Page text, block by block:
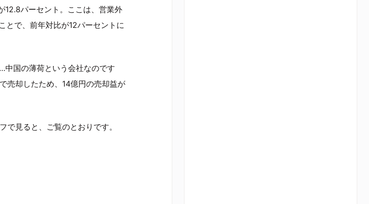
12.8パーセント。ここは、営業外
とで、前年対比が12パーセントに
国の薄荷という会社なのです
売却したため、14億円の売却益が
見ると、ご覧のとおりです。